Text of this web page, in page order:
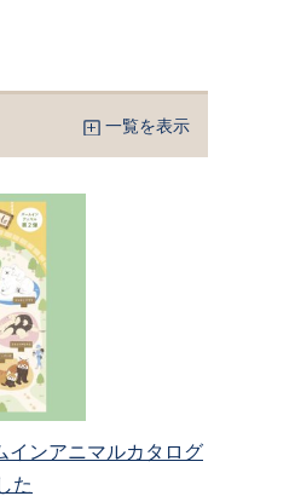
一覧を表示
インアニマルカタログ
た